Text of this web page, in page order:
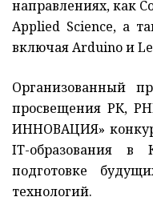
направлениях, как
Applied Science, а
включая Arduino и
Организованный
просвещения РК,
ИННОВАЦИЯ»
IT-образования
подготовке
технологий.